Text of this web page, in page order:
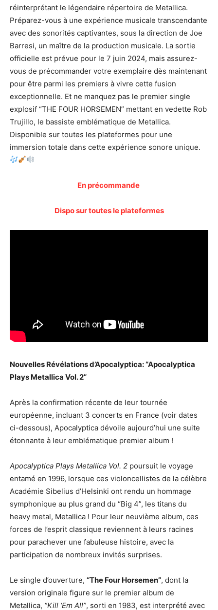
réinterprétant le légendaire répertoire de Metallica.
Préparez-vous à une expérience musicale transcendante
avec des sonorités captivantes, sous la direction de Joe
Barresi, un maître de la production musicale. La sortie
officielle est prévue pour le 7 juin 2024, mais assurez-
vous de précommander votre exemplaire dès maintenant
pour être parmi les premiers à vivre cette fusion
exceptionnelle. Et ne manquez pas le premier single
explosif “THE FOUR HORSEMEN” mettant en vedette Rob
Trujillo, le bassiste emblématique de Metallica.
Disponible sur toutes les plateformes pour une
immersion totale dans cette expérience sonore unique.
En précommande
Dispo sur toutes le plateformes
Nouvelles Révélations d’Apocalyptica: “Apocalyptica
Plays Metallica Vol. 2”
Après la confirmation récente de leur tournée
européenne, incluant 3 concerts en France (voir dates
ci-dessous), Apocalyptica dévoile aujourd’hui une suite
étonnante à leur emblématique premier album !
Apocalyptica Plays Metallica Vol. 2 poursuit le voyage
entamé en 1996, lorsque ces violoncellistes de la célèbre
Académie Sibelius d’Helsinki ont rendu un hommage
symphonique au plus grand du “Big 4”, les titans du
heavy metal, Metallica ! Pour leur neuvième album, ces
forces de l’esprit classique reviennent à leurs racines
pour parachever une fabuleuse histoire, avec la
participation de nombreux invités surprises.
Le single d’ouverture, “The Four Horsemen”, dont la
version originale figure sur le premier album de
Metallica, “Kill ‘Em All”, sorti en 1983, est interprété avec